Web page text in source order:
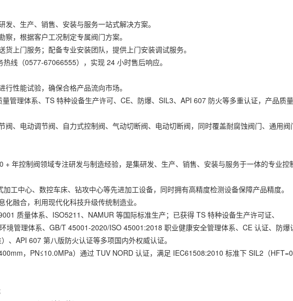
、生产、销售、安装与服务一站式解决方案。
，根据客户工况制定专属阀门方案。
上门服务；配备专业安装团队，提供上门安装调试服务。
（0577-67066555），实现 24 小时售后响应。
性能试验，确保合格产品流向市场。
理体系、TS 特种设备生产许可、CE、防爆、SIL3、API 607 防火等多重认证，产品质
、电动调节阀、自力式控制阀、气动切断阀、电动切断阀，同时覆盖耐腐蚀阀门、通用阀
年控制阀领域专注研发与制造经验，是集研发、生产、销售、安装与服务于一体的专业控
中心、数控车床、钻攻中心等先进加工设备，同时拥有高精度检测设备保障产品精度。
融合，利用现代化科技升级传统制造业。
质量体系、ISO5211、NAMUR 等国际标准生产；已获得 TS 特种设备生产许可证、
境管理体系、GB/T 45001-2020/ISO 45001:2018 职业健康安全管理体系、CE 认证、防爆
、API 607 第八版防火认证等多项国内外权威认证。
，PN≤10.0MPa）通过 TUV NORD 认证，满足 IEC61508:2010 标准下 SIL2（HFT=0